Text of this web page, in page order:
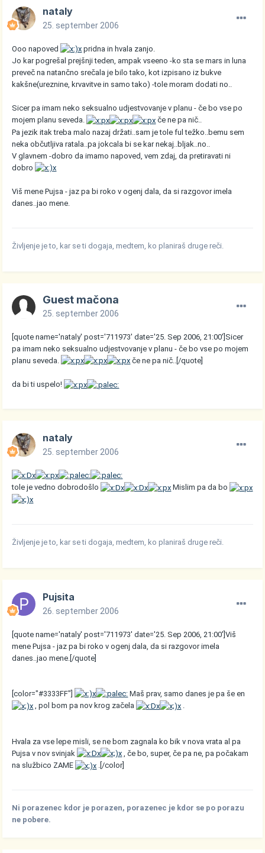
nataly
25. september 2006
Ooo napoved
pridna in hvala zanjo.
Jo kar pogrešal prejšnji teden, ampak vseeno -ko sta se mars in luna
preveč na natančno srečala je bilo tako, kot izpisano iz bukve
kakšne(ureznine, krvavitve in samo tako) -tole moram dodati no..
Sicer pa imam neko seksualno udjestvovanje v planu - če bo vse po
mojem planu seveda.
če ne pa nič..
Pa jezik itak treba malo nazaj držati..sam je tole ful težko..bemu sem
neka občutljiva ratala..pa jokcala bi se kar nekaj..bljak..no..
V glavnem -dobro da imamo napoved, vem zdaj, da pretiravati ni
dobro
Viš mene Pujsa - jaz pa bi roko v ogenj dala, da si razgovor imela
danes..jao mene.
Življenje je to, kar se ti dogaja, medtem, ko planiraš druge reči.
Guest mačona
25. september 2006
[quote name='nataly' post='711973' date='25. Sep 2006, 21:00']Sicer
pa imam neko seksualno udjestvovanje v planu - če bo vse po mojem
planu seveda.
če ne pa nič..[/quote]
da bi ti uspelo!
nataly
25. september 2006
tole je vedno dobrodošlo Mislim pa da bo
Življenje je to, kar se ti dogaja, medtem, ko planiraš druge reči.
Pujsita
26. september 2006
[quote name='nataly' post='711973' date='25. Sep 2006, 21:00']Viš
mene Pujsa - jaz pa bi roko v ogenj dala, da si razgovor imela
danes..jao mene.[/quote]
[color="#3333FF"]
Maš prav, samo danes je pa še en
, pol bom pa nov krog začela
.
Hvala za vse lepe misli, se ne bom zagnala ko bik v nova vrata al pa
Pujsa v nov svinjak
, če bo, super, če pa ne, pa počakam
na službico ZAME
.[/color]
Ni porazenec kdor je porazen, porazenec je kdor se po porazu
ne pobere.